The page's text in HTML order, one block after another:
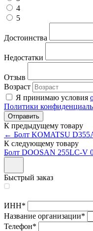
4
5
Достоинства
Недостатки
Отзыв
Возраст
Я принимаю условия
Политики
К предыдущему товару
← Болт KOMATSU
К следующему товару
Болт DOOSAN 255LC-V
Быстрый заказ
ИНН*
Название организации*
Телефон*